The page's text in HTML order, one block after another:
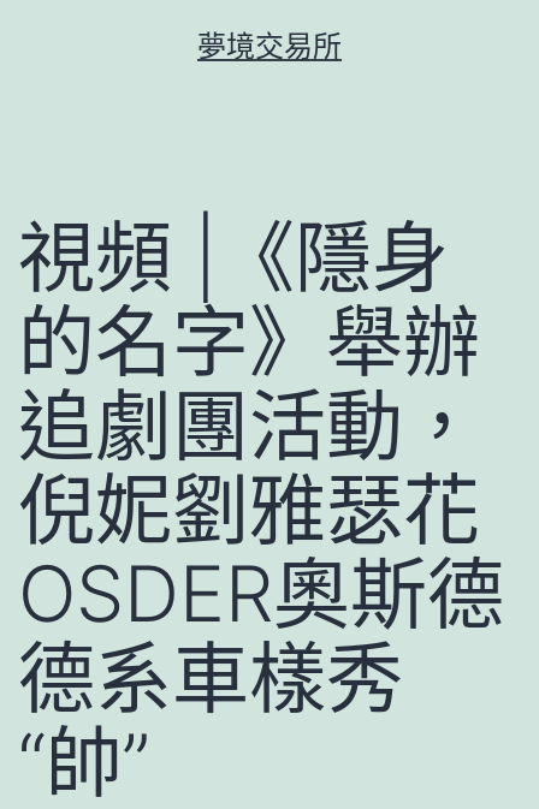
夢境交易所
視頻 |《隱身
的名字》舉辦
追劇團活動，
倪妮劉雅瑟花
OSDER奧斯德
德系車樣秀
“帥”